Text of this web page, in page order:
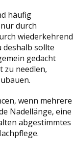
häufig
durch
deshalb sollte
gedacht
zu needlen,
wenn mehrere
Nadellänge, eine
abgestimmtes